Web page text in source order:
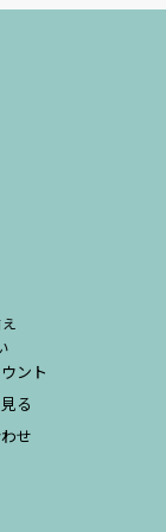
ント
る
せ